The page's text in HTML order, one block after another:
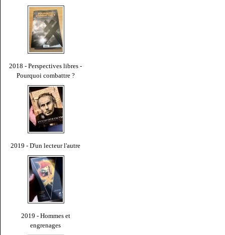
2018 - Perspectives libres -
Pourquoi combattre ?
2019 - D'un lecteur l'autre
2019 - Hommes et
engrenages